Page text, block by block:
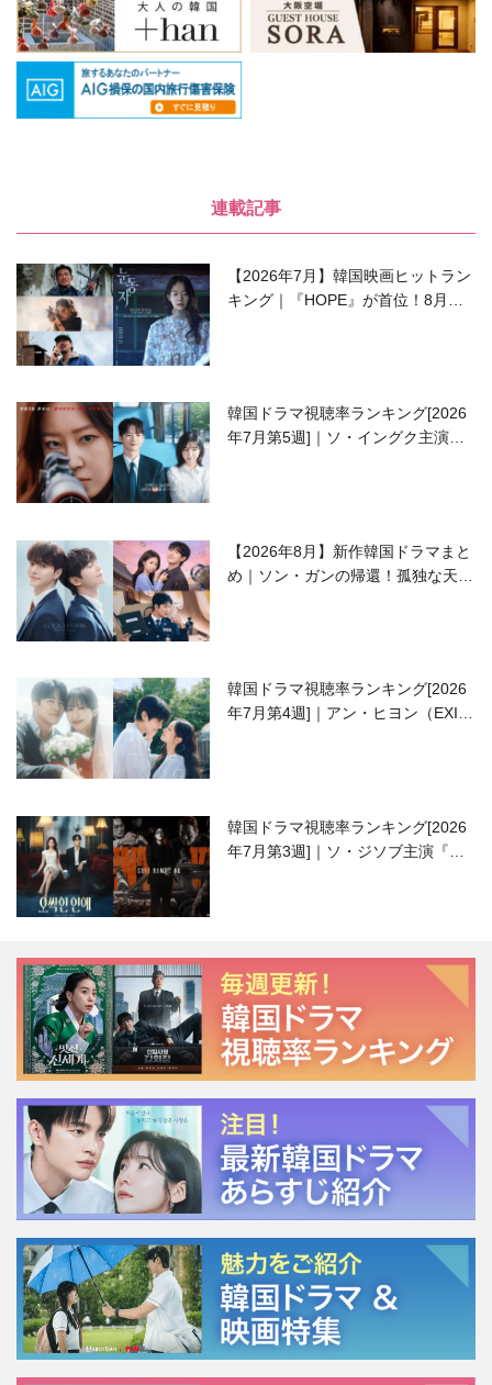
連載記事
【2026年7月】韓国映画ヒットラン
キング｜『HOPE』が首位！8月公
韓国ドラマ視聴率ランキング[2026
年7月第5週]｜ソ・イングク主演の
【2026年8月】新作韓国ドラマまと
め｜ソン・ガンの帰還！孤独な天才
韓国ドラマ視聴率ランキング[2026
年7月第4週]｜アン・ヒヨン（EXID
韓国ドラマ視聴率ランキング[2026
年7月第3週]｜ソ・ジソブ主演『エ